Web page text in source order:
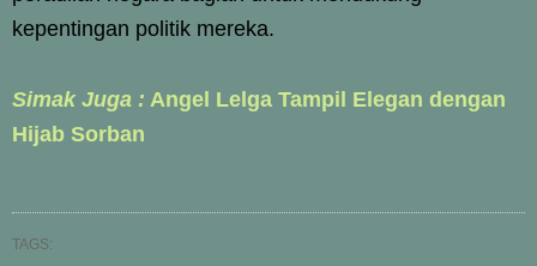
kepentingan politik mereka.
Simak Juga : Angel Lelga Tampil Elegan dengan
Hijab Sorban
TAGS: